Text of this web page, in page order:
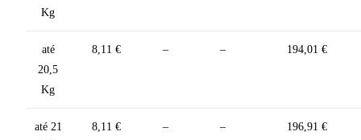
Kg
até
20,5
Kg
8,11 € – – 194,01 €
até 21
8,11 € – – 196,91 €